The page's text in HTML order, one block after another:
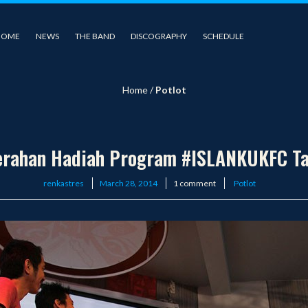
NEWS THE BAND DISCOGRAPHY SCHEDULE
Home/ Potlot
Hadiah Program #ISLANKUKFC
renkastres
Posted
March 28, 2014 1 comment Potlot